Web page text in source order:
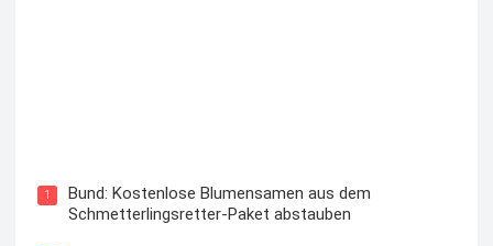
1
Bund: Kostenlose Blumensamen aus dem
Schmetterlingsretter-Paket abstauben